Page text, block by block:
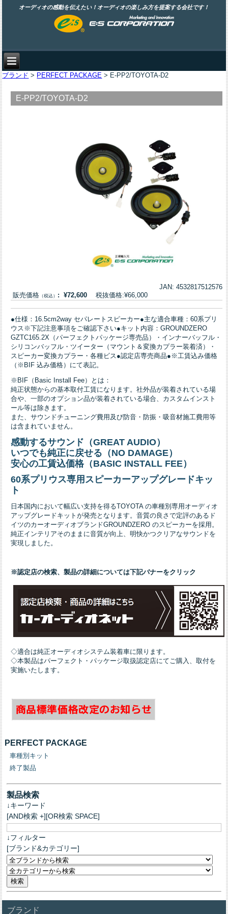
オーディオの感動を伝えたい！オーディオの楽しみ方を提案する会社です！
ブランド > PERFECT PACKAGE > E-PP2/TOYOTA-D2
E-PP2/TOYOTA-D2
JAN: 4532817512576
販売価格 （税込） : ¥72,600 税抜価格:¥66,000
●仕様：16.5cm2way セパレートスピーカー●主な適合車種：60系プリ
ウス※下記注意事項をご確認下さい●キット内容：GROUNDZERO
GZTC165.2X（パーフェクトパッケージ専売品）・インナーバッフル・
シリコンバッフル・ツイーター（マウント＆変換カプラー装着済）・
スピーカー変換カプラー・各種ビス●認定店専売商品●※工賃込み価格
（※BIF 込み価格）にて表記。
※BIF（Basic Install Fee）とは：
純正状態からの基本取付工賃になります。社外品が装着されている場
合や、一部のオプション品が装着されている場合、カスタムインスト
ール等は除きます。
また、サウンドチューニング費用及び防音・防振・吸音材施工費用等
は含まれていません。
感動するサウンド（GREAT AUDIO）
いつでも純正に戻せる（NO DAMAGE）
安心の工賃込価格（BASIC INSTALL FEE）
60系プリウス専用スピーカーアップグレードキッ
ト
日本国内において幅広い支持を得るTOYOTA の車種別専用オーディオ
アップグレードキットが発売となります。音質の良さで定評のあるド
イツのカーオーディオブランドGROUNDZERO のスピーカーを採用。
純正インテリアそのままに音質が向上、明快かつクリアなサウンドを
実現しました。
※認定店の検索、製品の詳細については下記バナーをクリック
◇適合は純正オーディオシステム装着車に限ります。
◇本製品はパーフェクト・パッケージ取扱認定店にてご購入、取付を
実施いたします。
PERFECT PACKAGE
車種別キット
終了製品
製品検索
↓キーワード
[AND検索 +][OR検索 SPACE]
↓フィルター
[ブランド&カテゴリー]
ブランド